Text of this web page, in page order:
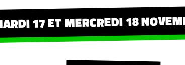
17 ET MERCREDI 18